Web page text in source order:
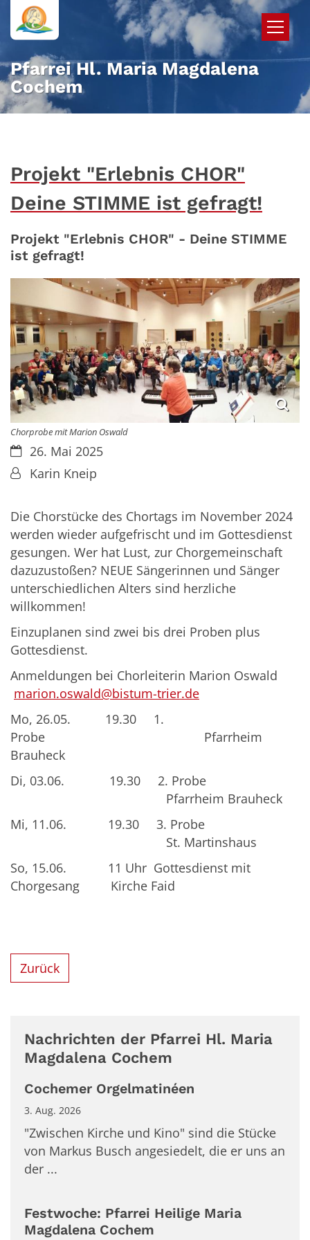
Zum Inhalt springen
Pfarrei Hl. Maria Magdalena
Cochem
Projekt "Erlebnis CHOR"
Deine STIMME ist gefragt!
Projekt "Erlebnis CHOR" - Deine STIMME
ist gefragt!
Chorprobe mit Marion Oswald
Datum:26. Mai 2025
Von:Karin Kneip
Die Chorstücke des Chortags im November 2024
werden wieder aufgefrischt und im Gottesdienst
gesungen. Wer hat Lust, zur Chorgemeinschaft
dazuzustoßen? NEUE Sängerinnen und Sänger
unterschiedlichen Alters sind herzliche
willkommen!
Einzuplanen sind zwei bis drei Proben plus
Gottesdienst.
Anmeldungen bei Chorleiterin Marion Oswald
marion.oswald@bistum-trier.de
Mo, 26.05. 19.30 1.
Probe Pfarrheim
Brauheck
Di, 03.06. 19.30 2. Probe
Pfarrheim Brauheck
Mi, 11.06. 19.30 3. Probe
St. Martinshaus
So, 15.06. 11 Uhr Gottesdienst mit
Chorgesang Kirche Faid
Zurück
Nachrichten der Pfarrei Hl. Maria
Magdalena Cochem
Cochemer Orgelmatinéen
3. Aug. 2026
"Zwischen Kirche und Kino" sind die Stücke
von Markus Busch angesiedelt, die er uns an
der ...
Festwoche: Pfarrei Heilige Maria
Magdalena Cochem